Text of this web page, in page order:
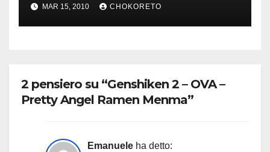
MAR 15, 2010 CHOKORETO
2 pensiero su “Genshiken 2 – OVA –
Pretty Angel Ramen Menma”
Emanuele ha detto: